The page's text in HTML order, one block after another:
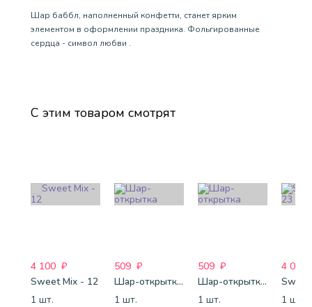
Шар баббл, наполненный конфетти, станет ярким
элементом в оформлении праздника. Фольгированные
сердца - символ любви .
С этим товаром смотрят
4 100 ₽
Sweet Mix - 12
1 шт.
509 ₽
Шар-открытка "Звезда" (45 см) - 1
1 шт.
509 ₽
Шар-открытка "Сердце" (45 см) - 2
1 шт.
4 088
1 шт.